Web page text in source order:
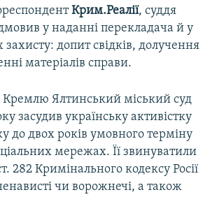
Крим.Реалії, суддя
у наданні перекладача й у
захисту: допит свідків, долучення
матеріалів справи.
Ялтинський міський суд
засудив українську активістку
до двох років умовного терміну
мережах. Її звинуватили
282 Кримінального кодексу Росії
чи ворожнечі, а також